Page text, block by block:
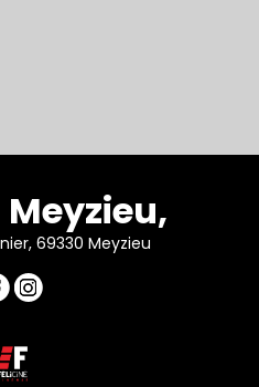
69330 Meyzieu